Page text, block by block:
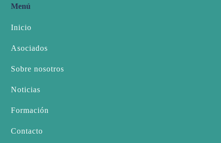
Menú
Inicio
Asociados
Sobre nosotros
Noticias
Formación
Contacto